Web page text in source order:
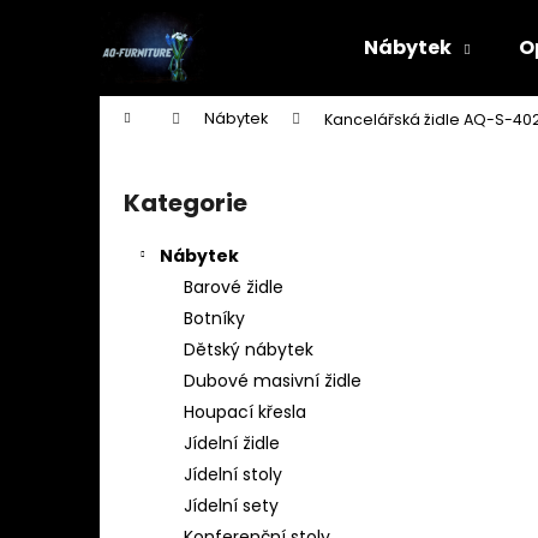
Nábytek
Domů Nábytek Kancelářská židle AQ-S-
Přeskočit
kategorie
Kategorie
Nábytek
Barové židle
Botníky
Dětský nábytek
Dubové masivní židle
Houpací křesla
Jídelní židle
Jídelní stoly
Jídelní sety
Zpět
Zpět
STOJAN NA ŠATY - ŠTENDR - VĚŠÁK NA